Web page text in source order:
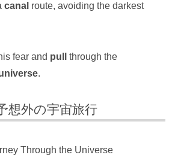
canal route, avoiding the darkest
fear and pull
through the
.
想外の宇宙旅行
Through the Universe